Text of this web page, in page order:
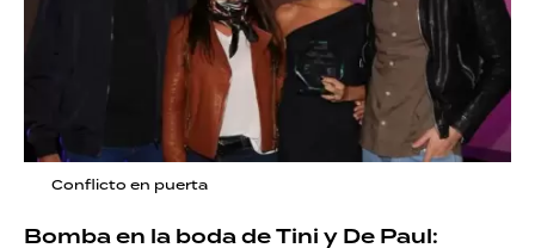
Conflicto en puerta
Bomba en la boda de Tini y De Paul: